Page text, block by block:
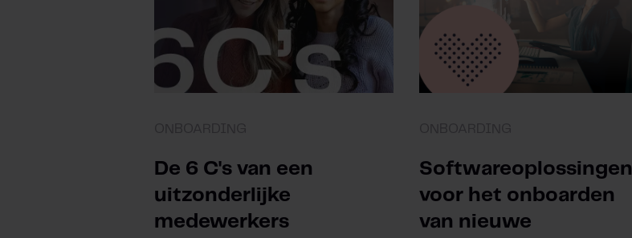
De 6 C's van een
uitzonderlijke
medewerkers
Softwareoplossingen
voor het onboarden
van nieuwe